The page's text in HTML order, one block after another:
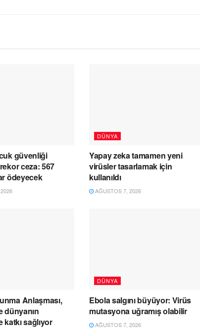
güvenliği
ceza: 567
ödeyecek
DÜNYA
Yapay zeka tamamen yeni
virüsler tasarlamak için
kullanıldı
AĞUSTOS 7, 2026
Anlaşması,
dünyanın
sağlıyor
DÜNYA
Ebola salgını büyüyor: Virüs
mutasyona uğramış olabilir
AĞUSTOS 7, 2026